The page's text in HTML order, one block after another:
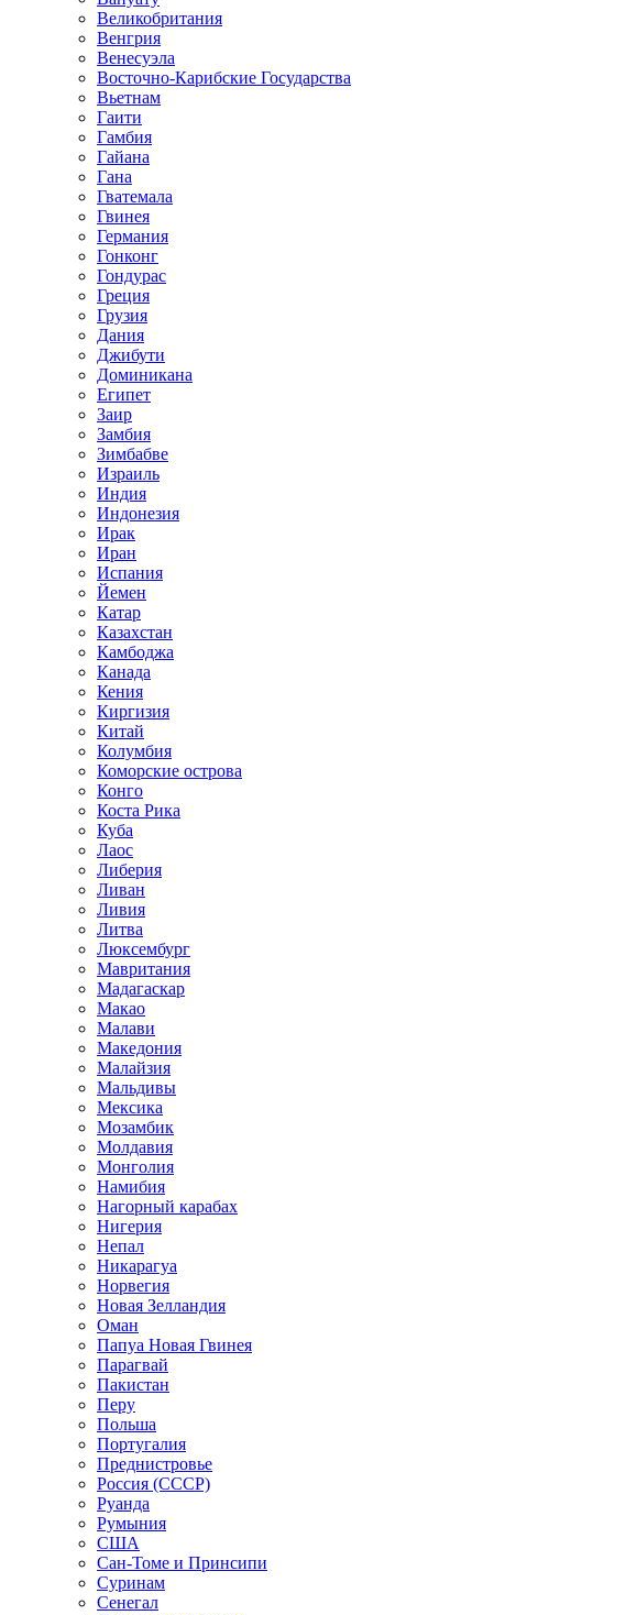
Великобритания
Венгрия
Венесуэла
Восточно-Карибские Государства
Вьетнам
Гаити
Гамбия
Гайана
Гана
Гватемала
Гвинея
Германия
Гонконг
Гондурас
Греция
Грузия
Дания
Джибути
Доминикана
Египет
Заир
Замбия
Зимбабве
Израиль
Индия
Индонезия
Ирак
Иран
Испания
Йемен
Катар
Казахстан
Камбоджа
Канада
Кения
Киргизия
Китай
Колумбия
Коморские острова
Конго
Коста Рика
Куба
Лаос
Либерия
Ливан
Ливия
Литва
Люксембург
Мавритания
Мадагаскар
Макао
Малави
Македония
Малайзия
Мальдивы
Мексика
Мозамбик
Молдавия
Монголия
Намибия
Нагорный карабах
Нигерия
Непал
Никарагуа
Норвегия
Новая Зелландия
Оман
Папуа Новая Гвинея
Парагвай
Пакистан
Перу
Польша
Португалия
Преднистровье
Россия (СССР)
Руанда
Румыния
США
Сан-Томе и Принсипи
Суринам
Сенегал